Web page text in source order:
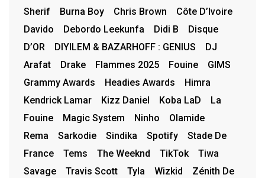
Sherif
Burna Boy Chris Brown
Côte D’Ivoire
Davido
Debordo Leekunfa Didi B
Disque
D’OR
DIYILEM & BAZARHOFF : GENIUS
DJ
Arafat
Drake Flammes 2025 Fouine
GIMS
Grammy Awards
Headies Awards
Himra
Kendrick Lamar
Kizz Daniel Koba LaD
La
Fouine
Magic System Ninho
Olamide
Rema
Sarkodie Sindika Spotify
Stade De
France
Tems The Weeknd TikTok
Tiwa
Savage
Travis Scott Tyla Wizkid
Zénith De